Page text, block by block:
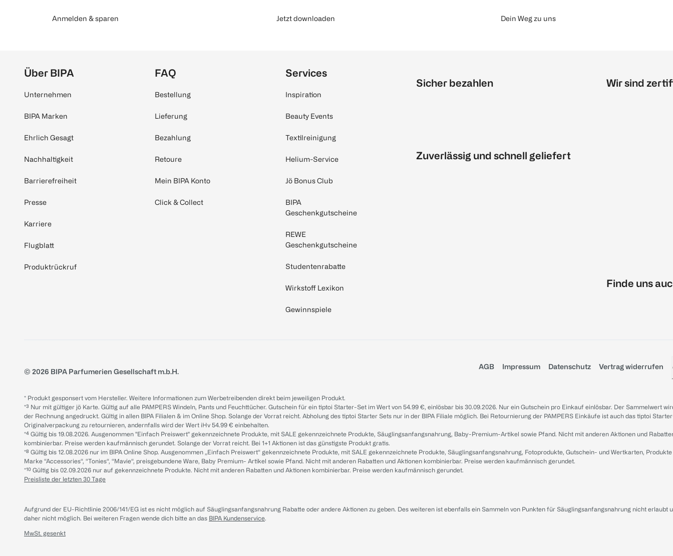
Anmelden & sparen Jetzt downloaden Dein Weg zu uns
Über BIPA
Unternehmen
BIPA Marken
Ehrlich Gesagt
Nachhaltigkeit
Barrierefreiheit
Presse
Karriere
Flugblatt
Produktrückruf
FAQ
Bestellung
Lieferung
Bezahlung
Retoure
Mein BIPA Konto
Click & Collect
Services
Inspiration
Beauty Events
Textilreinigung
Helium-Service
Jö Bonus Club
BIPA
Geschenkgutscheine
REWE
Geschenkgutscheine
Studentenrabatte
Wirkstoff Lexikon
Gewinnspiele
Sicher bezahlen
Zuverlässig und schnell geliefert
Wir sind
Finde uns
© 2026 BIPA Parfumerien Gesellschaft m.b.H.
AGB Impressum Datenschutz Vertrag widerrufen
* Produkt gesponsert vom Hersteller. Weitere Informationen zum Werbetreibenden direkt beim jeweiligen Produkt.
*³ Nur mit gültiger jö Karte. Gültig auf alle PAMPERS Windeln, Pants und Feuchttücher. Gutschein für ein tiptoi Starter-Set im Wert von 54.99 €, einlösbar bis 30.09.2026. Nur ein Gutschein pro Einkauf einlösbar. Der Sammelwert
der Rechnung angedruckt. Gültig in allen BIPA Filialen & im Online Shop. Solange der Vorrat reicht. Abholung des tiptoi Starter Sets nur in der BIPA Filiale möglich. Bei Retournierung der PAMPERS Einkäufe ist auch das tiptoi
Originalverpackung zu retournieren, andernfalls wird der Wert iHv 54.99 € einbehalten.
*⁴ Gültig bis 19.08.2026. Ausgenommen "Einfach Preiswert" gekennzeichnete Produkte, mit SALE gekennzeichnete Produkte, Säuglingsanfangsnahrung, Baby-Premium-Artikel sowie Pfand. Nicht mit anderen Aktionen und
kombinierbar. Preise werden kaufmännisch gerundet. Solange der Vorrat reicht. Bei 1+1 Aktionen ist das günstigste Produkt gratis.
*⁸ Gültig bis 12.08.2026 nur im BIPA Online Shop. Ausgenommen „Einfach Preiswert“ gekennzeichnete Produkte, mit SALE gekennzeichnete Produkte, Säuglingsanfangsnahrung, Fotoprodukte, Gutschein- und Wertkarten,
Marke “Accessories“, “Tonies“, “Mavie“, preisgebundene Ware, Baby Premium- Artikel sowie Pfand. Nicht mit anderen Rabatten und Aktionen kombinierbar. Preise werden kaufmännisch gerundet.
*¹⁰ Gültig bis 02.09.2026 nur auf gekennzeichnete Produkte. Nicht mit anderen Rabatten und Aktionen kombinierbar. Preise werden kaufmännisch gerundet.
Preisliste der letzten 30 Tage
Aufgrund der EU-Richtlinie 2006/141/EG ist es nicht möglich auf Säuglingsanfangsnahrung Rabatte oder andere Aktionen zu geben. Des weiteren ist ebenfalls ein Sammeln von Punkten für Säuglingsanfangsnahrung nicht erlaubt
daher nicht möglich. Bei weiteren Fragen wende dich bitte an das BIPA Kundenservice.
MwSt. gesenkt